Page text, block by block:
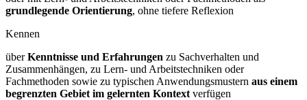
grundlegende Orientierung, ohne tiefere Reflexion
Kennen
überKenntnisse und Erfahrungen zu Sachverhalten und
Zusammenhängen, zu Lern- und Arbeitstechniken oder
Fachmethoden sowie zu typischen Anwendungsmustern aus einem
begrenzten Gebiet im gelernten Kontext verfügen